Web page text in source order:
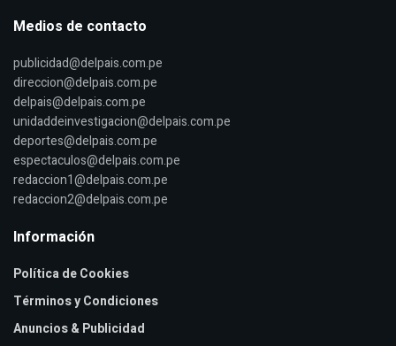
Medios de contacto
publicidad@delpais.com.pe
direccion@delpais.com.pe
delpais@delpais.com.pe
unidaddeinvestigacion@delpais.com.pe
deportes@delpais.com.pe
espectaculos@delpais.com.pe
redaccion1@delpais.com.pe
redaccion2@delpais.com.pe
Información
Política de Cookies
Términos y Condiciones
Anuncios & Publicidad